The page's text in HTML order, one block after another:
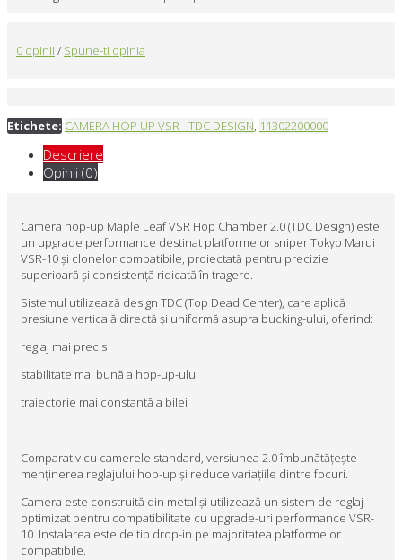
0 opinii / Spune-ti opinia
Etichete: CAMERA HOP UP VSR - TDC DESIGN, 11302200000
Descriere
Opinii (0)
Camera hop-up Maple Leaf VSR Hop Chamber 2.0 (TDC Design) este
un upgrade performance destinat platformelor sniper Tokyo Marui
VSR-10 și clonelor compatibile, proiectată pentru precizie
superioară și consistență ridicată în tragere.
Sistemul utilizează design TDC (Top Dead Center), care aplică
presiune verticală directă și uniformă asupra bucking-ului, oferind:
reglaj mai precis
stabilitate mai bună a hop-up-ului
traiectorie mai constantă a bilei
Comparativ cu camerele standard, versiunea 2.0 îmbunătățește
menținerea reglajului hop-up și reduce variațiile dintre focuri.
Camera este construită din metal și utilizează un sistem de reglaj
optimizat pentru compatibilitate cu upgrade-uri performance VSR-
10. Instalarea este de tip drop-in pe majoritatea platformelor
compatibile.